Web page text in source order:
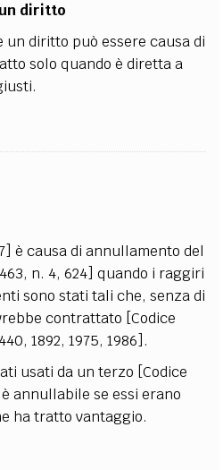
diritto
un diritto può essere causa di
solo quando è diretta a
è causa di annullamento del
n. 4, 624] quando i raggiri
sono stati tali che, senza di
contrattato [Codice
1892, 1975, 1986].
usati da un terzo [Codice
annullabile se essi erano
ha tratto vantaggio.